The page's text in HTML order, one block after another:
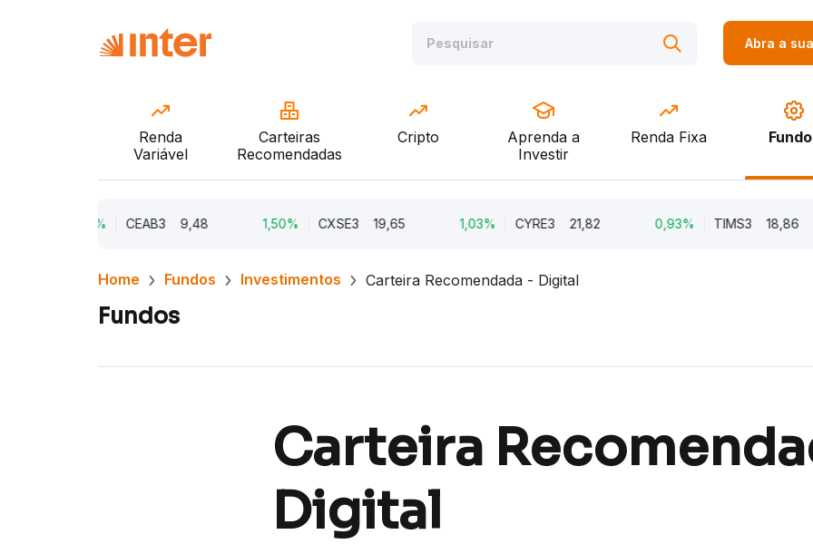
Abra a
Renda
Variável
Carteiras
Recomendadas
Cripto
Aprenda a
Investir
Renda Fixa
CEAB3 9,48 1,50% CXSE3 19,65 1,03% CYRE3 21,82 0,93% TIMS3 18,86
Home Fundos Investimentos Carteira Recomendada - Digital
Fundos
Carteira
Digital